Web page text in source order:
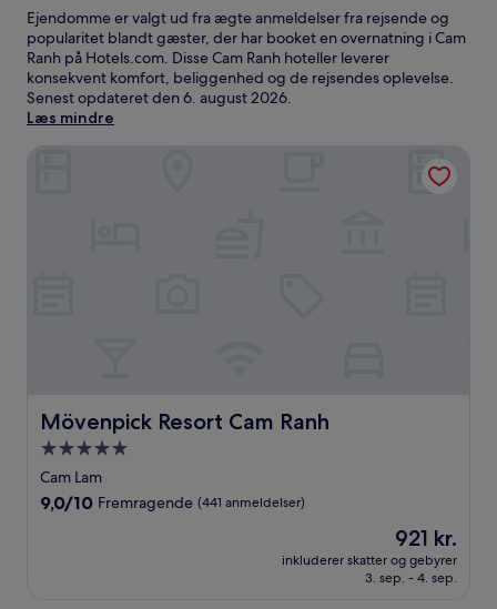
Ejendomme er valgt ud fra ægte anmeldelser fra rejsende og
popularitet blandt gæster, der har booket en overnatning i Cam
Ranh på Hotels.com. Disse Cam Ranh hoteller leverer
konsekvent komfort, beliggenhed og de rejsendes oplevelse.
Senest opdateret den6. august 2026.
Læs mindre
Mövenpick Resort Cam Ranh
Mövenpick Resort Cam Ranh
5.0-
stjernet
overnatningssted
Cam Lam
9.0
9,0/10 Fremragende (441 anmeldelser)
Prisen
er
921 kr.
921 kr.
inkluderer skatter og gebyrer
3. sep. - 4. sep.